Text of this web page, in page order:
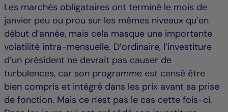
Les marchés obligataires ont terminé le mois de
janvier peu ou prou sur les mêmes niveaux qu’en
début d’année, mais cela masque une importante
volatilité intra-mensuelle. D’ordinaire, l’investiture
d’un président ne devrait pas causer de
turbulences, car son programme est censé être
bien compris et intégré dans les prix avant sa prise
de fonction. Mais ce n'est pas le cas cette fois-ci.